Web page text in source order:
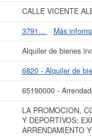
de la empresa
cuentas
actualización del
CALLE VICENTE
3791...
Más
Alquiler de bienes
6820 - Alquiler de
65190000 -
LA PROMOCION,
Y DEPORTIVOS;
ARRENDAMIENTO